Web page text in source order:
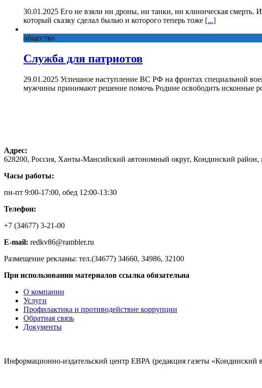
30.01.2025 Его не взяли ни дроны, ни танки, ни клиническая
который сказку сделал былью и которого теперь тоже [...]
общество
Служба для патриотов
29.01.2025 Успешное наступление ВС РФ на фронтах специальной
мужчины принимают решение помочь Родине освободить исконные
Адрес:
628200, Россия, Ханты-Мансийский автономный округ, Кондинский район,
Часы работы:
пн-пт 9:00-17:00, обед 12:00-13:30
Телефон:
+7 (34677) 3-21-00
E-mail: redkv86@rambler.ru
Размещение рекламы: тел.(34677) 34660, 34986, 32100
При использовании материалов ссылка обязательна
О компании
Услуги
Профилактика и противодействие коррупции
Обратная связь
Документы
Информационно-издательский центр ЕВРА (редакция газеты «Кондинский